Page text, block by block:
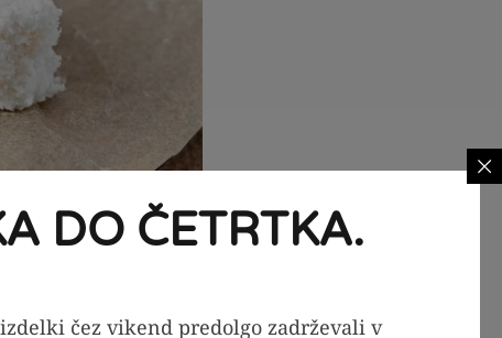
DO ČETRTKA.
čez vikend predolgo zadrževali v